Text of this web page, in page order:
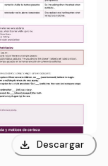
download Descargar